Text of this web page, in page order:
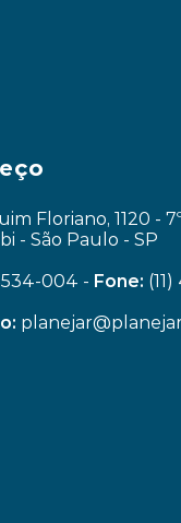
Floriano, 1120 -
- São Paulo - SP
004 - Fone: